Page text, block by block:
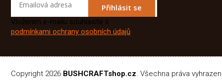
Přihlásit se
Vložením e-mailu souhlasíte s
podmínkami ochrany osobních údajů
Copyright 2026 BUSHCRAFTshop.cz. Všechna práva